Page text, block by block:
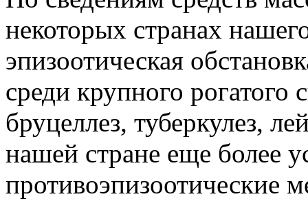
некоторых странах
эпизоотическая
среди крупного рогатого
бруцеллез, туберкулез,
нашей стране еще более
противоэпизоотические